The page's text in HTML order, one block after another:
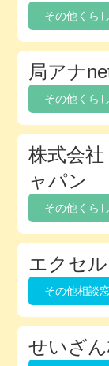
ク
ト
リ
その他くら
局アナ
その他くら
株式会
ャパン
その他くら
エクセ
その他相談
せいざ